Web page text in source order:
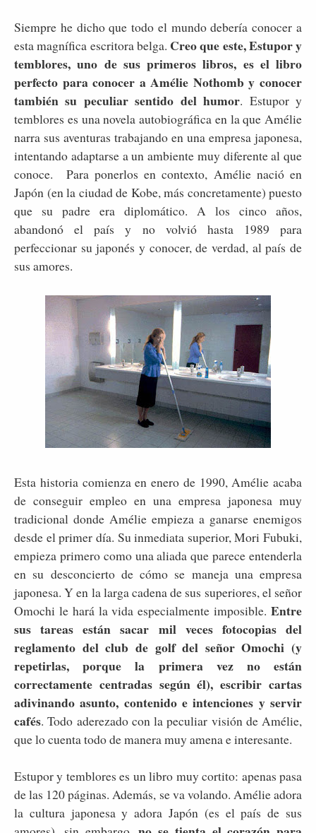
Siempre he dicho que todo el mundo debería conocer a
esta magnífica escritora belga. Creo que este, Estupor y
temblores, uno de sus primeros libros, es el libro
perfecto para conocer a Amélie Nothomb y conocer
también su peculiar sentido del humor. Estupor y
temblores es una novela autobiográfica en la que Amélie
narra sus aventuras trabajando en una empresa japonesa,
intentando adaptarse a un ambiente muy diferente al que
conoce. Para ponerlos en contexto, Amélie nació en
Japón (en la ciudad de Kobe, más concretamente) puesto
que su padre era diplomático. A los cinco años,
abandonó el país y no volvió hasta 1989 para
perfeccionar su japonés y conocer, de verdad, al país de
sus amores.
Esta historia comienza en enero de 1990, Amélie acaba
de conseguir empleo en una empresa japonesa muy
tradicional donde Amélie empieza a ganarse enemigos
desde el primer día. Su inmediata superior, Mori Fubuki,
empieza primero como una aliada que parece entenderla
en su desconcierto de cómo se maneja una empresa
japonesa. Y en la larga cadena de sus superiores, el señor
Omochi le hará la vida especialmente imposible. Entre
sus tareas están sacar mil veces fotocopias del
reglamento del club de golf del señor Omochi (y
repetirlas, porque la primera vez no están
correctamente centradas según él), escribir cartas
adivinando asunto, contenido e intenciones y servir
cafés. Todo aderezado con la peculiar visión de Amélie,
que lo cuenta todo de manera muy amena e interesante.
Estupor y temblores es un libro muy cortito: apenas pasa
de las 120 páginas. Además, se va volando. Amélie adora
la cultura japonesa y adora Japón (es el país de sus